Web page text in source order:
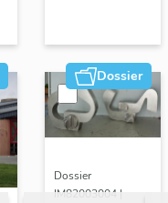
Dossier
Dossier
IM82003004 |